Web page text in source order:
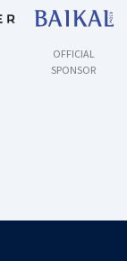
OFFICIAL
SPONSOR